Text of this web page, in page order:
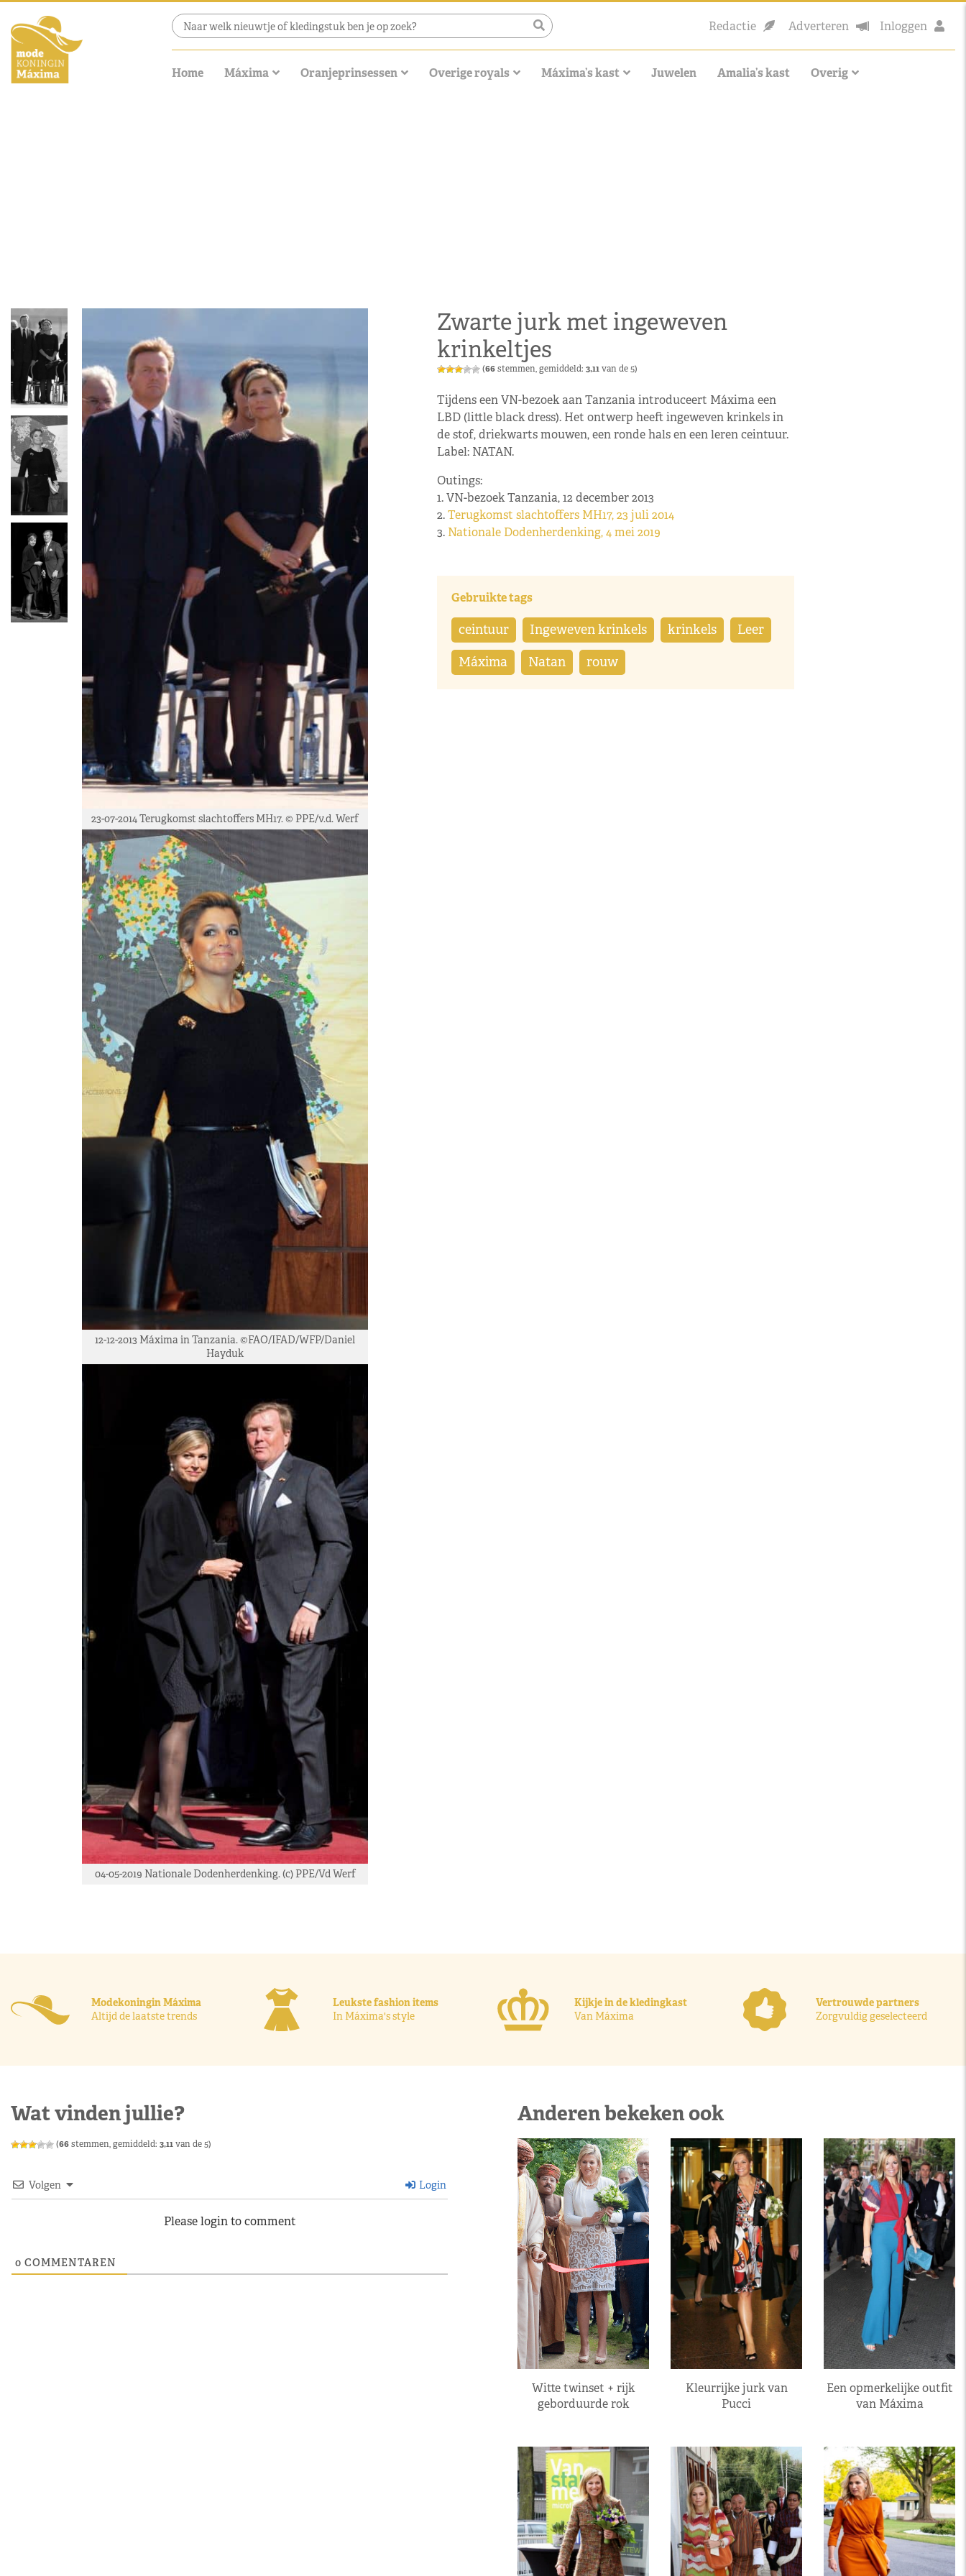
Redactie Adverteren Inloggen
Home Máxima Oranjeprinsessen Overige royals Máxima’s kast Juwelen Amalia’s kast Overig
23-07-2014 Terugkomst slachtoffers MH17. © PPE/v.d. Werf
12-12-2013 Máxima in Tanzania. ©FAO/IFAD/WFP/Daniel
Hayduk
04-05-2019 Nationale Dodenherdenking. (c) PPE/Vd Werf
Zwarte jurk met ingeweven
krinkeltjes
(66stemmen, gemiddeld: 3,11van de 5)
Tijdens een VN-bezoek aan Tanzania introduceert Máxima een
LBD (little black dress). Het ontwerp heeft ingeweven krinkels in
de stof, driekwarts mouwen, een ronde hals en een leren ceintuur.
Label: NATAN.
Outings:
1. VN-bezoek Tanzania, 12 december 2013
2.Terugkomst slachtoffers MH17, 23 juli 2014
3. Nationale Dodenherdenking, 4 mei 2019
Gebruikte tags
ceintuur Ingeweven krinkels krinkels Leer
Máxima Natan rouw
Modekoningin Máxima
Altijd de laatste trends
Leukste fashion items
In Máxima's style
Kijkje in de kledingkast
Van Máxima
Vertrouwde partners
Zorgvuldig geselecteerd
Wat vinden jullie?
(66stemmen, gemiddeld: 3,11van de 5)
Volgen Login
Please login to comment
0 COMMENTAREN
Anderen bekeken ook
Witte twinset + rijk
geborduurde rok
Kleurrijke jurk van
Pucci
Een opmerkelijke outfit
van Máxima